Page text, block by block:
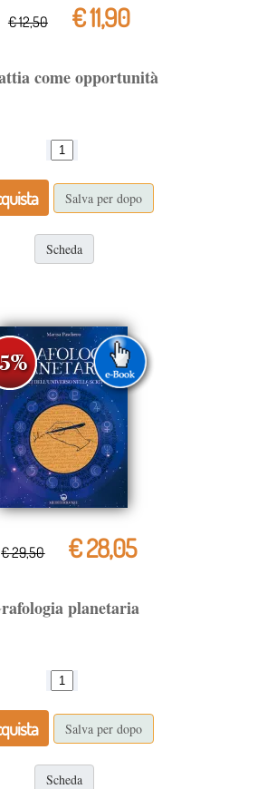
€ 12,50 € 11,90
come opportunità
Salva per dopo
Scheda
€ 29,50 € 28,05
planetaria
Salva per dopo
Scheda